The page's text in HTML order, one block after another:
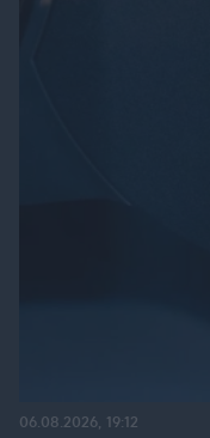
06.08.2026, 19:12